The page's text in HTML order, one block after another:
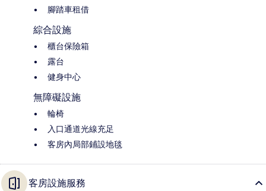
腳踏車租借
綜合設施
櫃台保險箱
露台
健身中心
無障礙設施
輪椅
入口通道光線充足
客房內局部鋪設地毯
客房設施服務